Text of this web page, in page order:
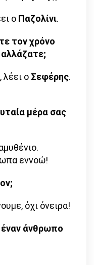
ο Παζολίνι.
τον χρόνο
ο Σεφέρης.
μέρα σας
εννοώ!
όχι όνειρα!
έναν άνθρωπο